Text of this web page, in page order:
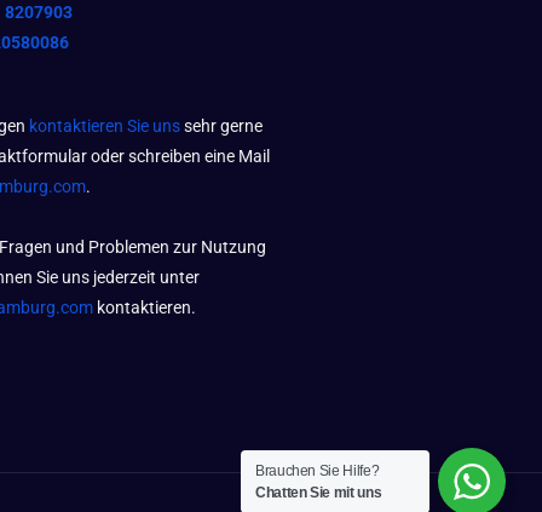
8207903
kontaktieren Sie unssehr gerne
oder schreiben eine Mail
.
und Problemen zur Nutzung
Sie uns jederzeit unter
kontaktieren.
Brauchen Sie Hilfe?
Chatten Sie mit uns